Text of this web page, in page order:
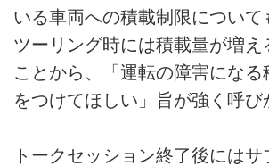
いる車両への積載制限について
ツーリング時には積載量が増え
ことから、「運転の障害になる
をつけてほしい」旨が強く呼び
トークセッション終了後にはサ